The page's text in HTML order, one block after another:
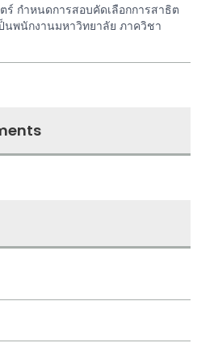
กำหนดการสอบคัดเลือกการสาธิต
นพนักงานมหาวิทยาลัย ภาควิชา